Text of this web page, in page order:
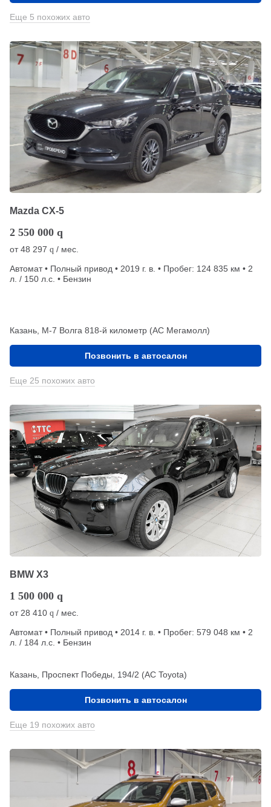
Еще 5 похожих авто
Mazda CX-5
2 550 000 q
от48 297 q / мес.
Автомат • Полный привод • 2019 г. в. • Пробег: 124 835 км • 2
л. / 150 л.с. • Бензин
Казань, М-7 Волга 818-й километр (АС Мегамолл)
Позвонить в автосалон
Еще 25 похожих авто
BMW X3
1 500 000 q
от 28 410 q / мес.
Автомат • Полный привод • 2014 г. в. • Пробег: 579 048 км • 2
л. / 184 л.с. • Бензин
Казань, Проспект Победы, 194/2 (АС Toyota)
Позвонить в автосалон
Еще 19 похожих авто